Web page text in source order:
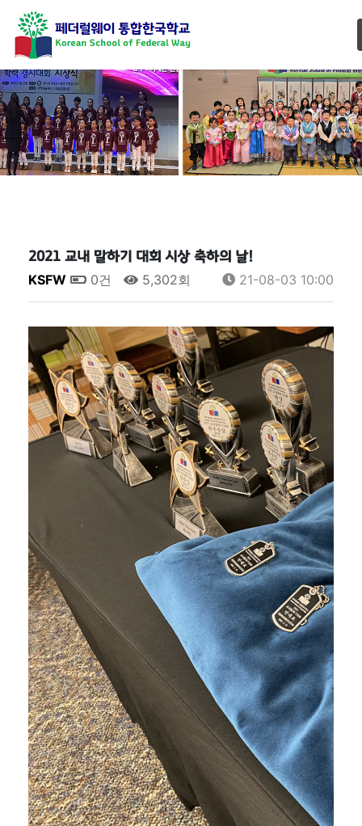
2021 교내 말하기 대회 시상 축하의 날!
KSFW 0건 5,302회 21-08-03 10:00